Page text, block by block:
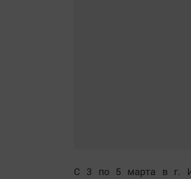
С 3 по 5 марта в г.